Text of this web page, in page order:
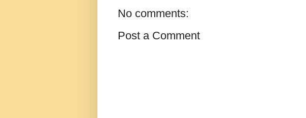
No comments:
Post a Comment